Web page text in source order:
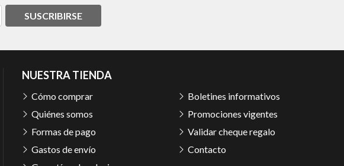
SUSCRIBIRSE
NUESTRA TIENDA
Cómo comprar
Quiénes somos
Formas de pago
Gastos de envío
Boletines informativos
Promociones vigentes
Validar cheque regalo
Contacto